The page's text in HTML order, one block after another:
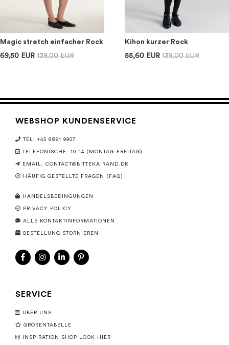
Magic stretch einfacher Rock
69,50 EUR 139,00 EUR
Kihon kurzer Rock
55,60 EUR 139,00 EUR
WEBSHOP KUNDENSERVICE
TEL: +45 8891 9907
TELEFONISCHE: 10-14 (MONTAG-FREITAG)
EMAIL: CONTACT@BITTEKAIRAND.DK
HÄUFIG GESTELLTE FRAGEN (FAQ)
HANDELSBEDINGUNGEN
PRIVACY POLICY
ALLE KONTAKTINFORMATIONEN
BESTELLUNG STORNIEREN
SERVICE
ÜBER UNS
GRÖßENTABELLE
INSPIRATION SHOP LOOK HIER